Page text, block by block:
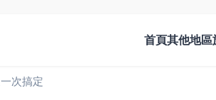
首頁其他地區
次搞定